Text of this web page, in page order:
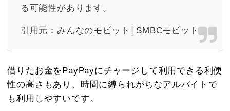
る可能性があります。
引用元：みんなのモビット│SMBCモビット
借りたお金をPayPayにチャージして利用できる利便
性の高さもあり、時間に縛られがちなアルバイトで
も利用しやすいです。